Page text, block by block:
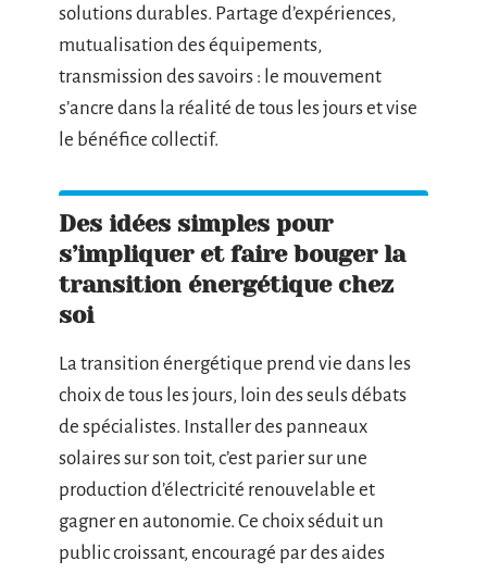
solutions durables. Partage d’expériences,
mutualisation des équipements,
transmission des savoirs : le mouvement
s’ancre dans la réalité de tous les jours et vise
le bénéfice collectif.
Des idées simples pour
s’impliquer et faire bouger la
transition énergétique chez
soi
La transition énergétique prend vie dans les
choix de tous les jours, loin des seuls débats
de spécialistes. Installer des panneaux
solaires sur son toit, c’est parier sur une
production d’électricité renouvelable et
gagner en autonomie. Ce choix séduit un
public croissant, encouragé par des aides